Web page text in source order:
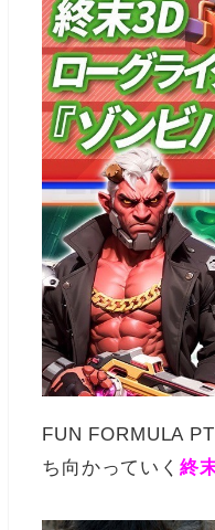
FUN FORMULA
ち向かっていく 終